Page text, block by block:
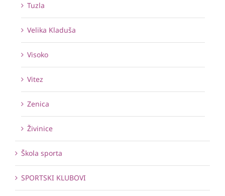
Tuzla
Velika Kladuša
Visoko
Vitez
Zenica
Živinice
Škola sporta
SPORTSKI KLUBOVI